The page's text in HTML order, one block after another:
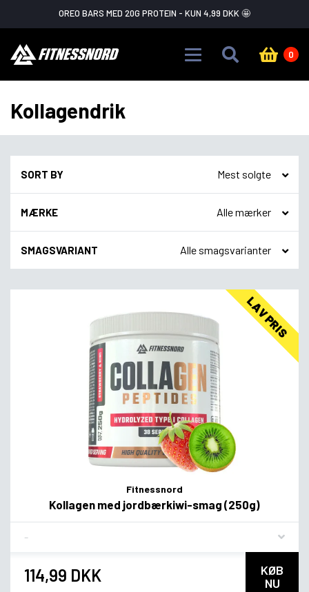
Skip to main contentOREO BARS MED 20G PROTEIN - KUN 4,99 DKK 🤩
0
Kollagendrik
SORT BY
MÆRKE
SMAGSVARIANT
LAV PRIS
Fitnessnord
Kollagen med jordbærkiwi-smag (250g)
114,99 DKK
KØB
NU